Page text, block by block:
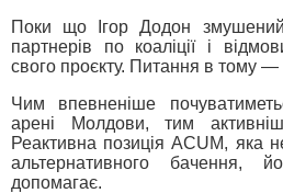
Поки що Ігор Додон
партнерів по коаліції і
свого проєкту. Питання в тому —
Чим впевненіше
арені Молдови, тим
Реактивна позиція ACUM, яка
альтернативного
допомагає.